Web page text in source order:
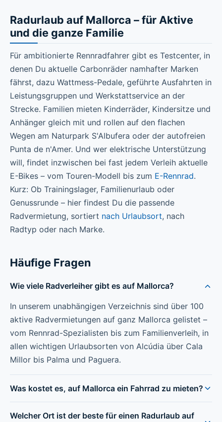
Radurlaub auf Mallorca – für Aktive
und die ganze Familie
Für ambitionierte Rennradfahrer gibt es Testcenter, in
denen Du aktuelle Carbonräder namhafter Marken
fährst, dazu Wattmess-Pedale, geführte Ausfahrten in
Leistungsgruppen und Werkstattservice an der
Strecke. Familien mieten Kinderräder, Kindersitze und
Anhänger gleich mit und rollen auf den flachen
Wegen am Naturpark S'Albufera oder der autofreien
Punta de n'Amer. Und wer elektrische Unterstützung
will, findet inzwischen bei fast jedem Verleih aktuelle
E-Bikes – vom Touren-Modell bis zum E-Rennrad.
Kurz: Ob Trainingslager, Familienurlaub oder
Genussrunde – hier findest Du die passende
Radvermietung, sortiert nach Urlaubsort, nach
Radtyp oder nach Marke.
Häufige Fragen
Wie viele Radverleiher gibt es auf Mallorca?
In unserem unabhängigen Verzeichnis sind über 100
aktive Radvermietungen auf ganz Mallorca gelistet –
vom Rennrad-Spezialisten bis zum Familienverleih, in
allen wichtigen Urlaubsorten von Alcúdia über Cala
Millor bis Palma und Paguera.
Was kostet es, auf Mallorca ein Fahrrad zu mieten?
Welcher Ort ist der beste für einen Radurlaub auf